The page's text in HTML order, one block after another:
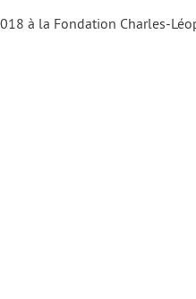
à la Fondation Charles-